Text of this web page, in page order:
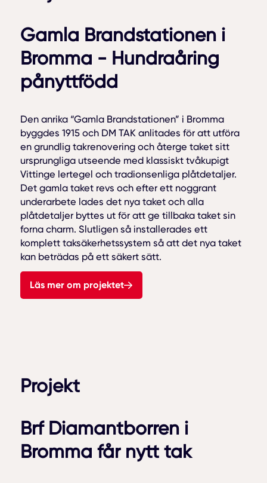
Gamla Brandstationen i
Bromma - Hundraåring
pånyttfödd
Den anrika “Gamla Brandstationen” i Bromma
byggdes 1915 och DM TAK anlitades för att utföra
en grundlig takrenovering och återge taket sitt
ursprungliga utseende med klassiskt tvåkupigt
Vittinge lertegel och tradionsenliga plåtdetaljer.
Det gamla taket revs och efter ett noggrant
underarbete lades det nya taket och alla
plåtdetaljer byttes ut för att ge tillbaka taket sin
forna charm. Slutligen så installerades ett
komplett taksäkerhetssystem så att det nya taket
kan beträdas på ett säkert sätt.
Läs mer om projektet
Projekt
Brf Diamantborren i
Bromma får nytt tak